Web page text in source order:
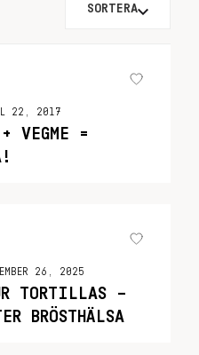
SORTERA
22, 2017
VEGME =
26, 2025
TORTILLAS –
BRÖSTHÄLSA